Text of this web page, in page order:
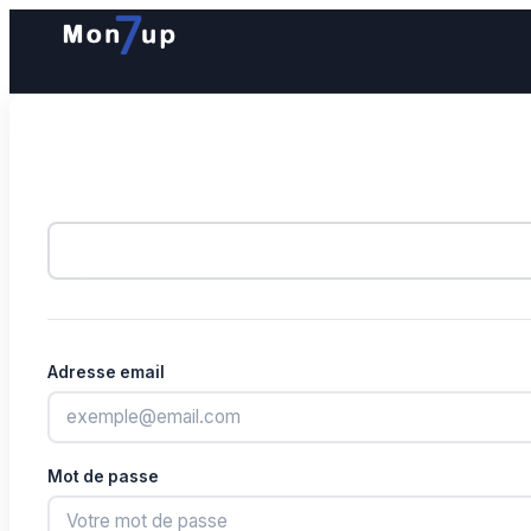
Adresse email
Mot de passe